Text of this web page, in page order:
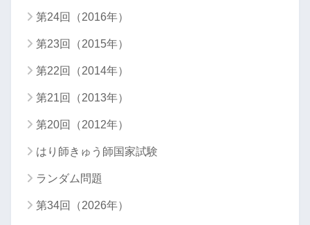
第24回（2016年）
第23回（2015年）
第22回（2014年）
第21回（2013年）
第20回（2012年）
はり師きゅう師国家試験
ランダム問題
第34回（2026年）